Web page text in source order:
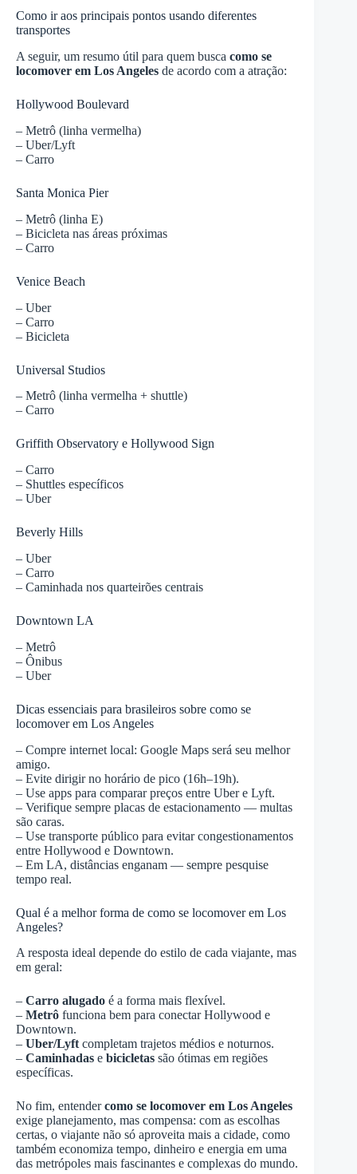
Como ir aos principais pontos usando diferentes
transportes
A seguir, um resumo útil para quem busca como se
locomover em Los Angeles de acordo com a atração:
Hollywood Boulevard
– Metrô (linha vermelha)
– Uber/Lyft
– Carro
Santa Monica Pier
– Metrô (linha E)
– Bicicleta nas áreas próximas
– Carro
Venice Beach
– Uber
– Carro
– Bicicleta
Universal Studios
– Metrô (linha vermelha + shuttle)
– Carro
Griffith Observatory e Hollywood Sign
– Carro
– Shuttles específicos
– Uber
Beverly Hills
– Uber
– Carro
– Caminhada nos quarteirões centrais
Downtown LA
– Metrô
– Ônibus
– Uber
Dicas essenciais para brasileiros sobre como se
locomover em Los Angeles
– Compre internet local: Google Maps será seu melhor
amigo.
– Evite dirigir no horário de pico (16h–19h).
– Use apps para comparar preços entre Uber e Lyft.
– Verifique sempre placas de estacionamento — multas
são caras.
– Use transporte público para evitar congestionamentos
entre Hollywood e Downtown.
– Em LA, distâncias enganam — sempre pesquise
tempo real.
Qual é a melhor forma de como se locomover em Los
Angeles?
A resposta ideal depende do estilo de cada viajante, mas
em geral:
– Carro alugado é a forma mais flexível.
– Metrô funciona bem para conectar Hollywood e
Downtown.
– Uber/Lyftcompletam trajetos médios e noturnos.
– Caminhadas e bicicletas são ótimas em regiões
específicas.
No fim, entendercomo se locomover em Los Angeles
exige planejamento, mas compensa: com as escolhas
certas, o viajante não só aproveita mais a cidade, como
também economiza tempo, dinheiro e energia em uma
das metrópoles mais fascinantes e complexas do mundo.